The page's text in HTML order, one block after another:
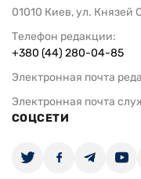
01010 Киев, ул. Князей
Телефон редакции:
+380 (44) 280-04-85
Электронная почта
Электронная почта
СОЦСЕТИ